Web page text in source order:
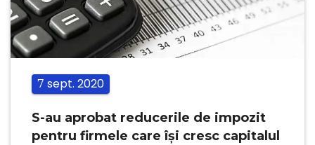
7 sept. 2020
S-au aprobat reducerile de impozit
pentru firmele care își cresc capitalul